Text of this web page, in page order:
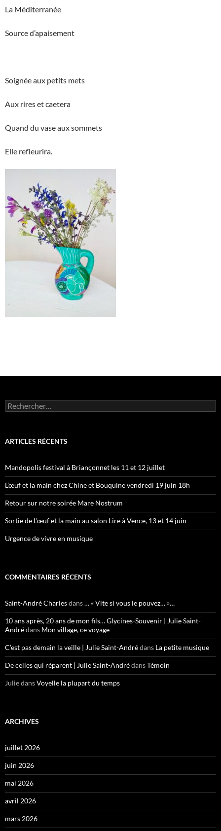
La Méditerranée
Source d’apaisement
Soignée aux petits mets
Aux rires et caetera
Quand du vase aux sommets
Elle refleurira.
Rechercher :
ARTICLES RÉCENTS
Mandopolis festival à Briançonnet les 11 et 12 juillet
L’œuf et la main chez Chine et Bouquine vendredi 19 juin 18h
Retour sur notre soirée Mare Nostrum
Sortie de L’œuf et la main au salon Lire à Vence, 13 et 14 juin
Urgence de vivre en musique
COMMENTAIRES RÉCENTS
Saint-André Charlesdans… « Vite si vous le pouvez… »…
10 ans après, 20 ans de mon fils… Glycines-Souvenir | Julie Saint-
Andrédans Mon village, ce voyage
C’est pas demain la veille | Julie Saint-Andrédans La petite musique
De celles qui réparent | Julie Saint-AndrédansTémoin
JuliedansVoyelle la plupart du temps
ARCHIVES
juillet 2026
juin 2026
mai 2026
avril 2026
mars 2026